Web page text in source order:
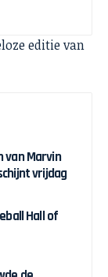
editie van
van Marvin
vrijdag
Hall of